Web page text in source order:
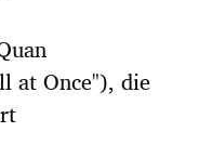
at Once"), die